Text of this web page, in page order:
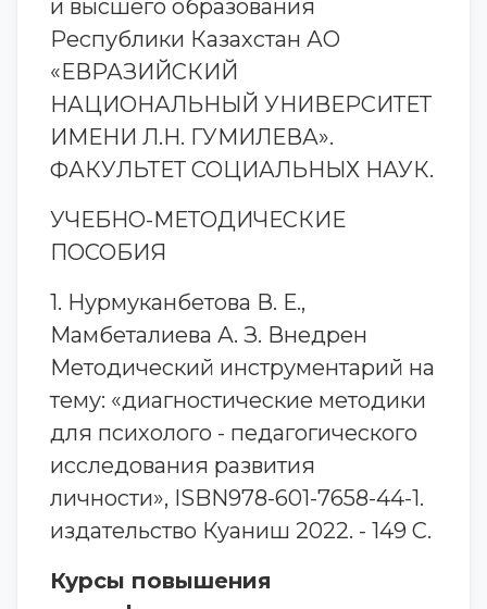
и высшего образования
Республики Казахстан АО
«ЕВРАЗИЙСКИЙ
НАЦИОНАЛЬНЫЙ УНИВЕРСИТЕТ
ИМЕНИ Л.Н. ГУМИЛЕВА».
ФАКУЛЬТЕТ СОЦИАЛЬНЫХ НАУК.
УЧЕБНО-МЕТОДИЧЕСКИЕ
ПОСОБИЯ
1. Нурмуканбетова В. Е.,
Мамбеталиева А. З. Внедрен
Методический инструментарий на
тему: «диагностические методики
для психолого - педагогического
исследования развития
личности», ISBN978-601-7658-44-1.
издательство Куаниш 2022. - 149 С.
Курсы повышения